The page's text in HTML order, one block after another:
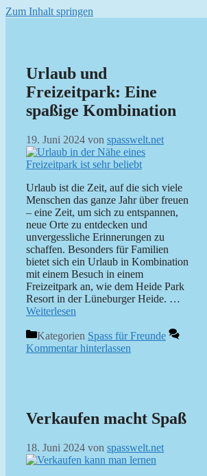
Zum Inhalt springen
Urlaub und
Freizeitpark: Eine
spaßige Kombination
19. Juni 2024 von spasswelt.net
Urlaub ist die Zeit, auf die sich viele
Menschen das ganze Jahr über freuen
– eine Zeit, um sich zu entspannen,
neue Orte zu entdecken und
unvergessliche Erinnerungen zu
schaffen. Besonders für Familien
bietet sich ein Urlaub in Kombination
mit einem Besuch in einem
Freizeitpark an, wie dem Heide Park
Resort in der Lüneburger Heide. …
Weiterlesen
Kategorien Spass für Freunde
Kommentar hinterlassen
Verkaufen macht Spaß
18. Juni 2024 von spasswelt.net